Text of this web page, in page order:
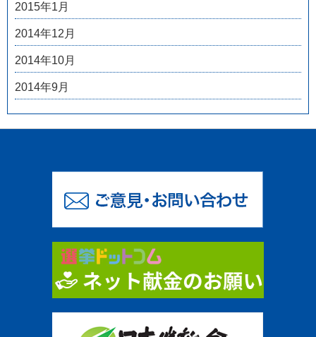
2015年1月
2014年12月
2014年10月
2014年9月